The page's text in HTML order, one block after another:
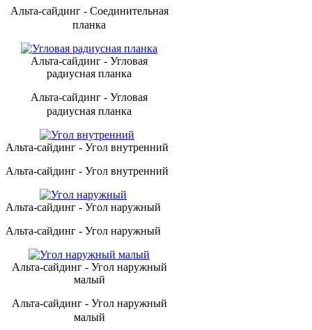
Альта-сайдинг - Соединительная
планка
Альта-сайдинг - Угловая
радиусная планка
Альта-сайдинг - Угловая
радиусная планка
Альта-сайдинг - Угол внутренний
Альта-сайдинг - Угол внутренний
Альта-сайдинг - Угол наружный
Альта-сайдинг - Угол наружный
Альта-сайдинг - Угол наружный
малый
Альта-сайдинг - Угол наружный
малый